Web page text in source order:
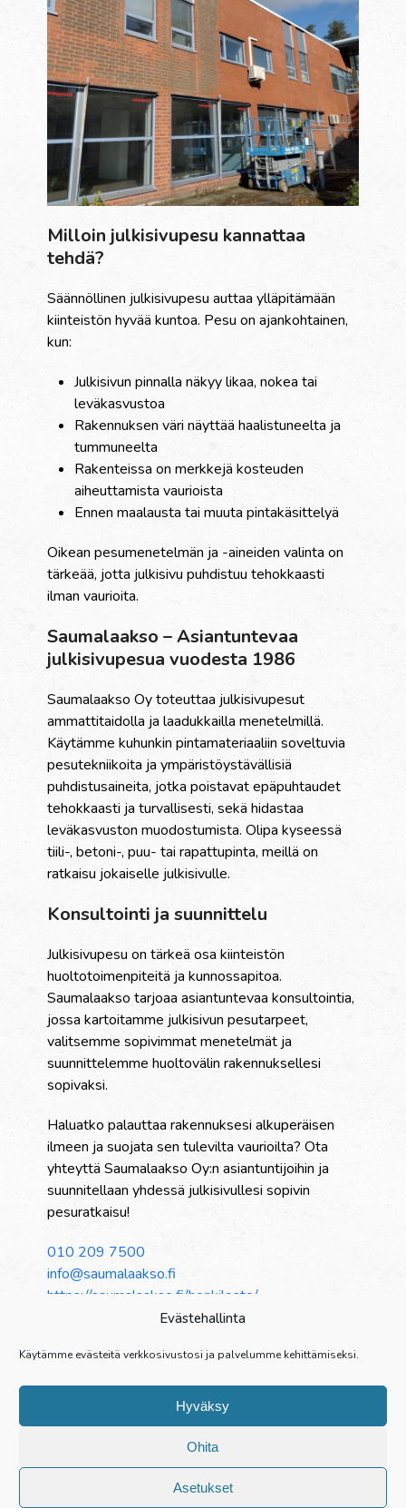
Evästehallinta
Käytämme evästeitä verkkosivustosi ja palvelumme kehittämiseksi.
Hyväksy
Ohita
Asetukset
Milloin julkisivupesu kannattaa
tehdä?
Säännöllinen julkisivupesu auttaa ylläpitämään
kiinteistön hyvää kuntoa. Pesu on ajankohtainen,
kun:
Julkisivun pinnalla näkyy likaa, nokea tai
leväkasvustoa
Rakennuksen väri näyttää haalistuneelta ja
tummuneelta
Rakenteissa on merkkejä kosteuden
aiheuttamista vaurioista
Ennen maalausta tai muuta pintakäsittelyä
Oikean pesumenetelmän ja -aineiden valinta on
tärkeää, jotta julkisivu puhdistuu tehokkaasti
ilman vaurioita.
Saumalaakso – Asiantuntevaa
julkisivupesua vuodesta 1986
Saumalaakso Oy toteuttaa julkisivupesut
ammattitaidolla ja laadukkailla menetelmillä.
Käytämme kuhunkin pintamateriaaliin soveltuvia
pesutekniikoita ja ympäristöystävällisiä
puhdistusaineita, jotka poistavat epäpuhtaudet
tehokkaasti ja turvallisesti, sekä hidastaa
leväkasvuston muodostumista. Olipa kyseessä
tiili-, betoni-, puu- tai rapattupinta, meillä on
ratkaisu jokaiselle julkisivulle.
Konsultointi ja suunnittelu
Julkisivupesu on tärkeä osa kiinteistön
huoltotoimenpiteitä ja kunnossapitoa.
Saumalaakso tarjoaa asiantuntevaa konsultointia,
jossa kartoitamme julkisivun pesutarpeet,
valitsemme sopivimmat menetelmät ja
suunnittelemme huoltovälin rakennuksellesi
sopivaksi.
Haluatko palauttaa rakennuksesi alkuperäisen
ilmeen ja suojata sen tulevilta vaurioilta? Ota
yhteyttä Saumalaakso Oy:n asiantuntijoihin ja
suunnitellaan yhdessä julkisivullesi sopivin
pesuratkaisu!
010 209 7500
info@saumalaakso.fi
https://saumalaakso.fi/henkilosto/
Palvelut
Opisto